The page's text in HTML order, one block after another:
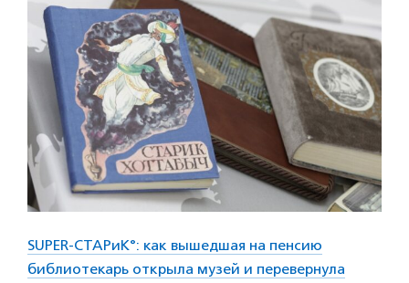
SUPER-СТАРиК°: как вышедшая на пенсию
библиотекарь открыла музей и перевернула